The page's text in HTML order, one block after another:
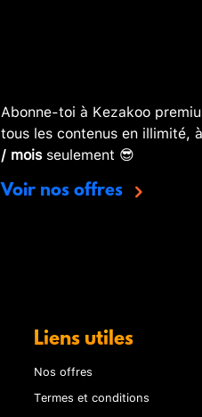
Abonne-toi à Kezakoo
tous les contenus en illimité,
/ moisseulement 😎
Voir nos offres
Liens utiles
Nos offres
Termes et conditions